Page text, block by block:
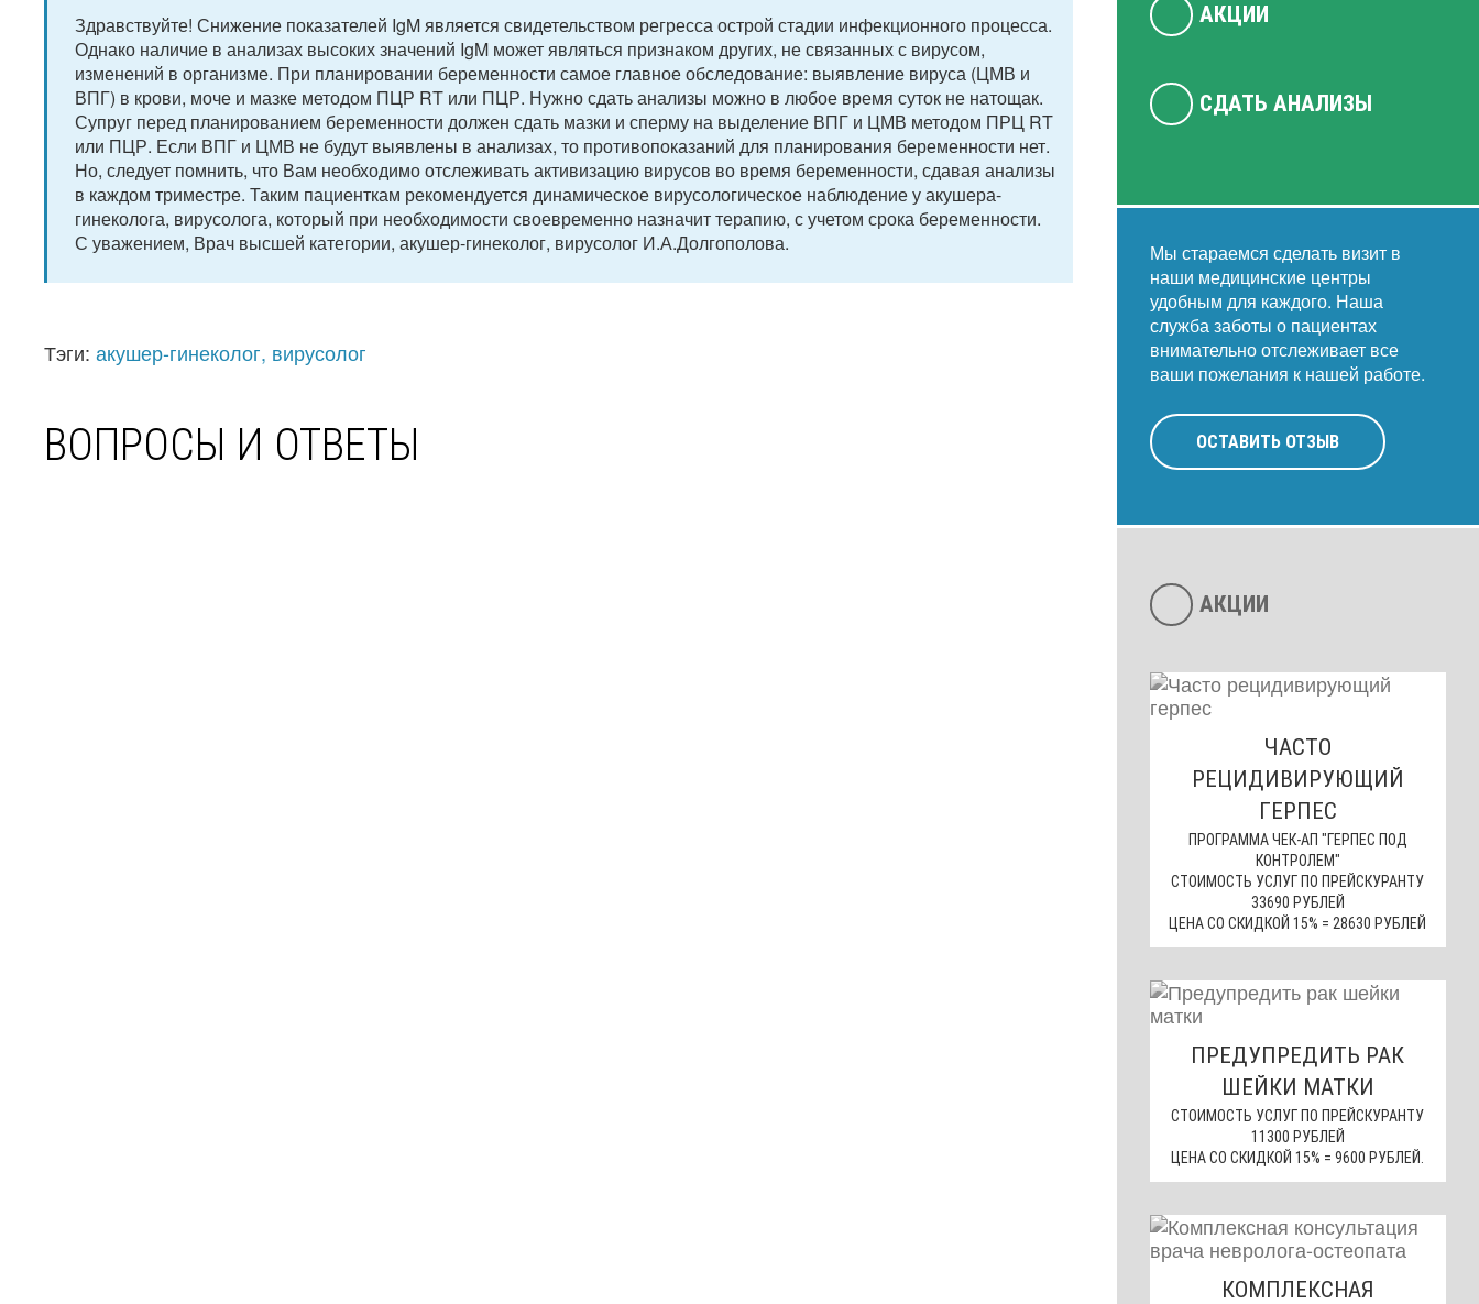
Здравствуйте! Снижение показателей IgM является свидетельством регресса острой стадии инфекционного процесса.
Однако наличие в анализах высоких значений IgM может являться признаком других, не связанных с вирусом,
изменений в организме. При планировании беременности самое главное обследование: выявление вируса (ЦМВ и
ВПГ) в крови, моче и мазке методом ПЦР RT или ПЦР. Нужно сдать анализы можно в любое время суток не натощак.
Супруг перед планированием беременности должен сдать мазки и сперму на выделение ВПГ и ЦМВ методом ПРЦ RT
или ПЦР. Если ВПГ и ЦМВ не будут выявлены в анализах, то противопоказаний для планирования беременности нет.
Но, следует помнить, что Вам необходимо отслеживать активизацию вирусов во время беременности, сдавая анализы
в каждом триместре. Таким пациенткам рекомендуется динамическое вирусологическое наблюдение у акушера-
гинеколога, вирусолога, который при необходимости своевременно назначит терапию, с учетом срока беременности.
С уважением, Врач высшей категории, акушер-гинеколог, вирусолог И.А.Долгополова.
Тэги: акушер-гинеколог, вирусолог
ВОПРОСЫ И ОТВЕТЫ
АКЦИИ
СДАТЬ АНАЛИЗЫ
Мы стараемся сделать визит в
наши медицинские центры
удобным для каждого. Наша
служба заботы о пациентах
внимательно отслеживает все
ваши пожелания к нашей работе.
ОСТАВИТЬ ОТЗЫВ
АКЦИИ
ЧАСТО
РЕЦИДИВИРУЮЩИЙ
ГЕРПЕС
ПРОГРАММА ЧЕК-АП "ГЕРПЕС ПОД
КОНТРОЛЕМ"
СТОИМОСТЬ УСЛУГ ПО ПРЕЙСКУРАНТУ
33690 РУБЛЕЙ
ЦЕНА СО СКИДКОЙ 15% = 28630 РУБЛЕЙ
ПРЕДУПРЕДИТЬ РАК
ШЕЙКИ МАТКИ
СТОИМОСТЬ УСЛУГ ПО ПРЕЙСКУРАНТУ
11300 РУБЛЕЙ
ЦЕНА СО СКИДКОЙ 15% = 9600 РУБЛЕЙ.
КОМПЛЕКСНАЯ